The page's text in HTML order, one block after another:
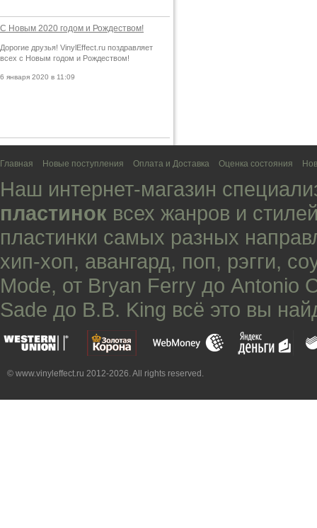
С Новым 2020 годом и Рождеством!
Дорогие друзья! VinylEffect.ru поздравляет
всех с Новым годом и Рождеством!
6 января 2020 в 11:09
Главная Новые поступления Оплата и Доставка Оценка состояния
Наш интернет-магазин
пластинок всех жанров и
пластинки самых разных
хип-хоп, авангард, поп, рэгги,
Mode, от Bryan Ferry до Antonio
Sade до B.B. King всё это вы
© www.vinyleffect.ru 2012-2026. All rights reserved.